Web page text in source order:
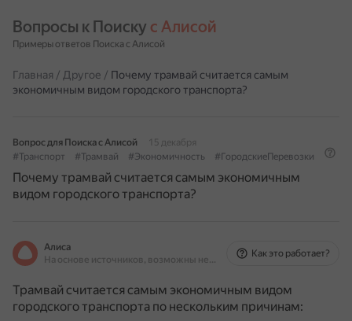
Вопросы к Поиску с Алисой
Примеры ответов Поиска с Алисой
Главная / Другое / Почему трамвай считается самым
экономичным видом городского транспорта?
Вопрос для Поиска с Алисой
15 декабря
#Транспорт
#Трамвай #Экономичность #ГородскиеПеревозки
Почему трамвай считается самым экономичным
видом городского транспорта?
Алиса
На основе источников, возможны неточности
Как это работает?
Трамвай считается самым экономичным видом
городского транспорта по нескольким причинам: